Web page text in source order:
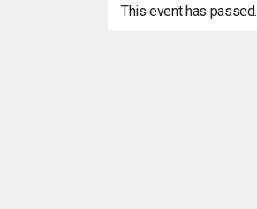
This event has passed.